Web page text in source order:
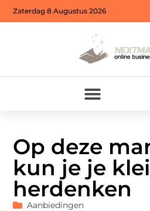
Zaterdag 8 Augustus 2026
Op deze
kun je je
herdenken
Aanbiedingen